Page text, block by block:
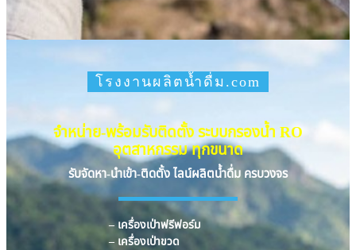
โรงงานผลิตน้ำดื่ม.com
จำหน่าย-พร้อมรับติดตั้ง ระบบกรองน้ำ RO
อุตสาหกรรม ทุกขนาด
รับจัดหา-นำเข้า-ติดตั้ง ไลน์ผลิตน้ำดื่ม ครบวงจร
– เครื่องเป่าฟรีฟอร์ม
– เครื่องเป่าขวด